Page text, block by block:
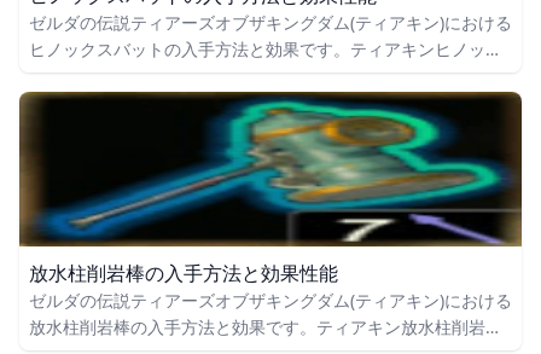
ゼルダの伝説ティアーズオブザキングダム(ティアキン)における
ヒノックスバットの入手方法と効果です。ティアキンヒノック
力についても掲載しています。
放水柱削岩棒の入手方法と効果性能
ゼルダの伝説ティアーズオブザキングダム(ティアキン)における
放水柱削岩棒の入手方法と効果です。ティアキン放水柱削岩棒